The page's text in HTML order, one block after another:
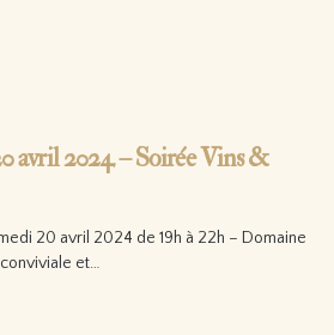
avril 2024 – Soirée Vins &
20 avril 2024 de 19h à 22h – Domaine
conviviale et…